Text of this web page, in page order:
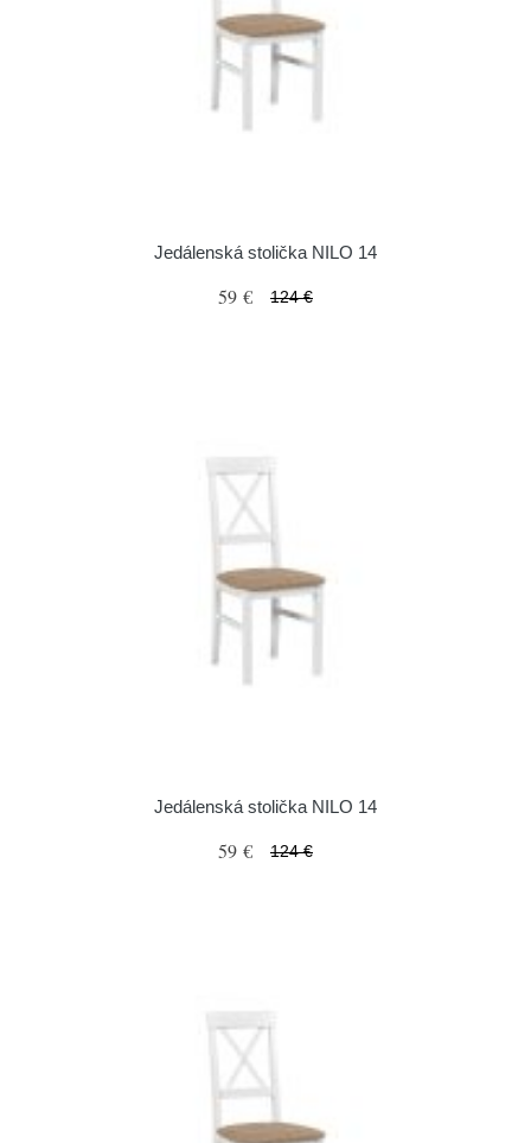
Jedálenská stolička NILO 14
59 € 124 €
Jedálenská stolička NILO 14
59 € 124 €